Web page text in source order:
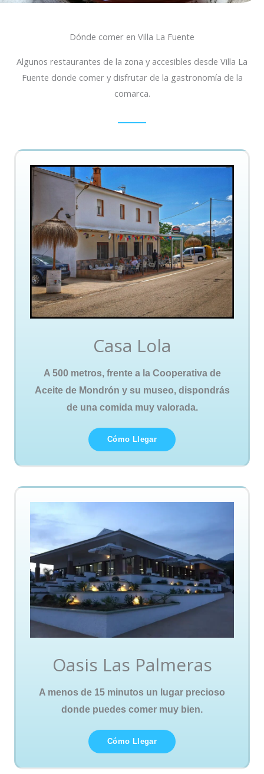
Dónde comer en Villa La Fuente
Algunos restaurantes de la zona y accesibles desde Villa La
Fuente donde comer y disfrutar de la gastronomía de la
comarca.
Casa Lola
A 500 metros, frente a la Cooperativa de
Aceite de Mondrón y su museo, dispondrás
de una comida muy valorada.
Cómo Llegar
Oasis Las Palmeras
A menos de 15 minutos un lugar precioso
donde puedes comer muy bien.
Cómo Llegar